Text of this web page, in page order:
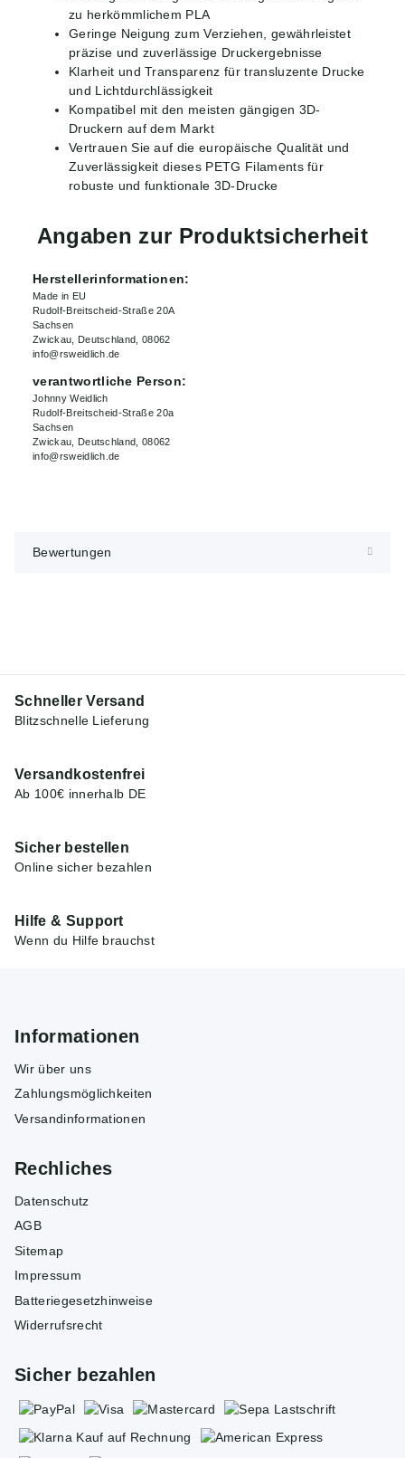
zu herkömmlichem PLA
Geringe Neigung zum Verziehen, gewährleistet
präzise und zuverlässige Druckergebnisse
Klarheit und Transparenz für transluzente Drucke
und Lichtdurchlässigkeit
Kompatibel mit den meisten gängigen 3D-
Druckern auf dem Markt
Vertrauen Sie auf die europäische Qualität und
Zuverlässigkeit dieses PETG Filaments für
robuste und funktionale 3D-Drucke
Angaben zur Produktsicherheit
Herstellerinformationen:
Made in EU
Rudolf-Breitscheid-Straße 20A
Sachsen
Zwickau, Deutschland, 08062
info@rsweidlich.de
verantwortliche Person:
Johnny Weidlich
Rudolf-Breitscheid-Straße 20a
Sachsen
Zwickau, Deutschland, 08062
info@rsweidlich.de
Bewertungen
Schneller Versand
Blitzschnelle Lieferung
Versandkostenfrei
Ab 100€ innerhalb DE
Sicher bestellen
Online sicher bezahlen
Hilfe & Support
Wenn du Hilfe brauchst
Informationen
Wir über uns
Zahlungsmöglichkeiten
Versandinformationen
Rechliches
Datenschutz
AGB
Sitemap
Impressum
Batteriegesetzhinweise
Widerrufsrecht
Sicher bezahlen